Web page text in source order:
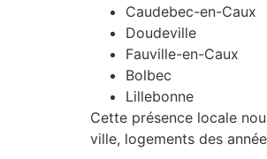
Caudebec-en-Caux
Doudeville
Fauville-en-Caux
Bolbec
Lillebonne
Cette présence locale
ville, logements des